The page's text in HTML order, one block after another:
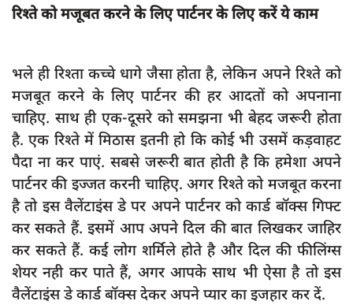
रिश्ते को मजूबत करने के लिए पार्टनर के लिए करें ये काम
भले ही रिश्ता कच्चे धागे जैसा होता है, लेकिन अपने रिश्ते को
मजबूत करने के लिए पार्टनर की हर आदतों को अपनाना
चाहिए. साथ ही एक-दूसरे को समझना भी बेहद जरूरी होता
है. एक रिश्ते में मिठास इतनी हो कि कोई भी उसमें कड़वाहट
पैदा ना कर पाएं. सबसे जरूरी बात होती है कि हमेशा अपने
पार्टनर की इज्जत करनी चाहिए. अगर रिश्ते को मजबूत करना
है तो इस वैलेंटाइंस डे पर अपने पार्टनर को कार्ड बॉक्स गिफ्ट
कर सकते हैं. इसमें आप अपने दिल की बात लिखकर जाहिर
कर सकते हैं. कई लोग शर्मिले होते है और दिल की फीलिंग्स
शेयर नही कर पाते हैं, अगर आपके साथ भी ऐसा है तो इस
वैलेंटाइंस डे कार्ड बॉक्स देकर अपने प्यार का इजहार कर दें.